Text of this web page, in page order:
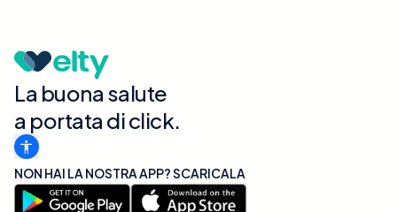
La buona salute
a portata di click.
NON HAI LA NOSTRA APP? SCARICALA